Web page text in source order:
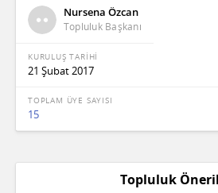
Nursena Özcan
Topluluk Başkanı
KURULUŞ TARİHİ
21 Şubat 2017
TOPLAM ÜYE SAYISI
15
Topluluk